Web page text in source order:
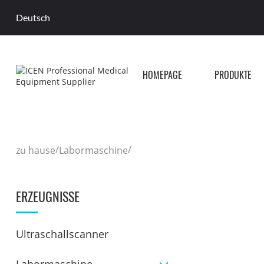
Deutsch
HOMEPAGE PRODUKTE
zu hause/Labormaschine/
ERZEUGNISSE
Ultraschallscanner